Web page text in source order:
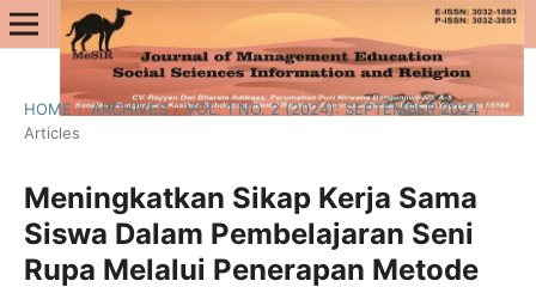
HOME / ARCHIVES / VOL. 1 NO. 2 (2024): SEPTEMBER 2024 /
Articles
Meningkatkan Sikap Kerja Sama
Siswa Dalam Pembelajaran Seni
Rupa Melalui Penerapan Metode